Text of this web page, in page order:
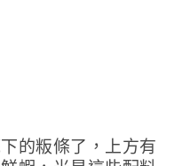
的粄條了，上方有